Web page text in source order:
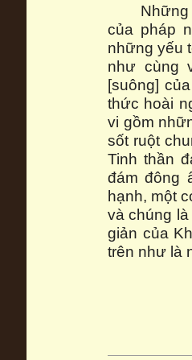
Những
của pháp
những yếu
như cùng
[suông]
thức hoài
vi gồm
sốt ruột
Tinh thần
đám đông
hạnh, một
và chúng
giản của
trên như là